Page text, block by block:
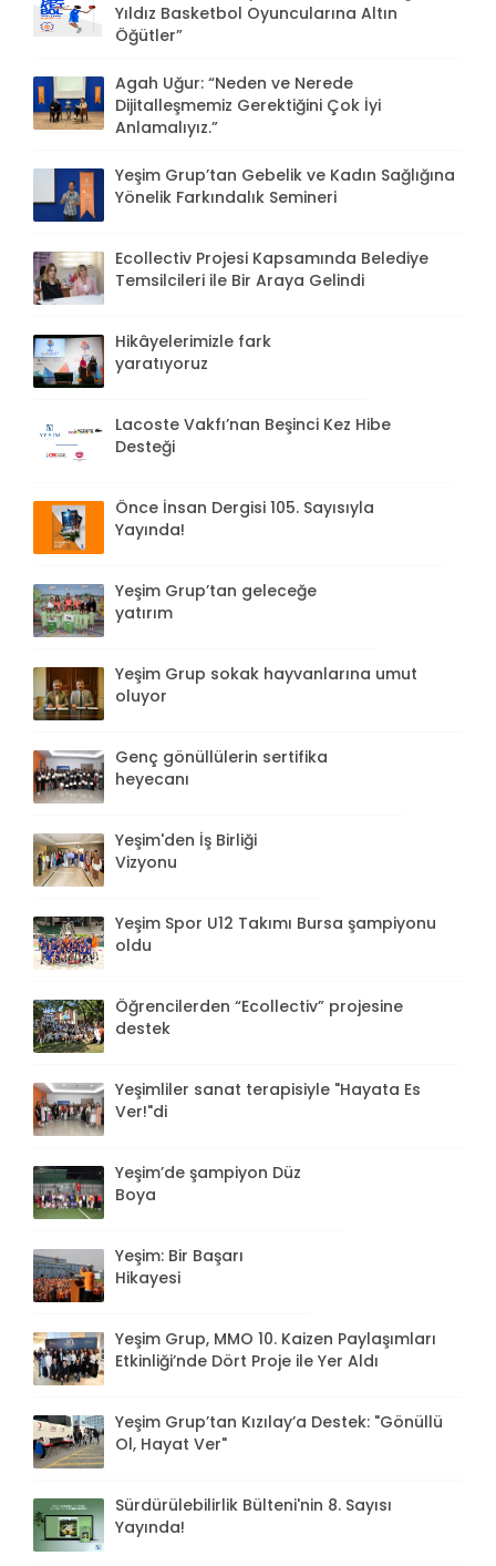
Yıldız Basketbol Oyuncularına Altın
Öğütler”
Agah Uğur: “Neden ve Nerede
Dijitalleşmemiz Gerektiğini Çok İyi
Anlamalıyız.”
Yeşim Grup’tan Gebelik ve Kadın Sağlığına
Yönelik Farkındalık Semineri
Ecollectiv Projesi Kapsamında Belediye
Temsilcileri ile Bir Araya Gelindi
Hikâyelerimizle fark
yaratıyoruz
Lacoste Vakfı’nan Beşinci Kez Hibe
Desteği
Önce İnsan Dergisi 105. Sayısıyla
Yayında!
Yeşim Grup’tan geleceğe
yatırım
Yeşim Grup sokak hayvanlarına umut
oluyor
Genç gönüllülerin sertifika
heyecanı
Yeşim'den İş Birliği
Vizyonu
Yeşim Spor U12 Takımı Bursa şampiyonu
oldu
Öğrencilerden “Ecollectiv” projesine
destek
Yeşimliler sanat terapisiyle "Hayata Es
Ver!"di
Yeşim’de şampiyon Düz
Boya
Yeşim: Bir Başarı
Hikayesi
Yeşim Grup, MMO 10. Kaizen Paylaşımları
Etkinliği’nde Dört Proje ile Yer Aldı
Yeşim Grup’tan Kızılay’a Destek: "Gönüllü
Ol, Hayat Ver"
Sürdürülebilirlik Bülteni'nin 8. Sayısı
Yayında!